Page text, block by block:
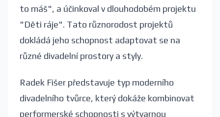
to máš", a účinkoval v dlouhodobém projektu
"Děti ráje". Tato různorodost projektů
dokládá jeho schopnost adaptovat se na
různé divadelní prostory a styly.
Radek Fišer představuje typ moderního
divadelního tvůrce, který dokáže kombinovat
performerské schopnosti s výtvarnou